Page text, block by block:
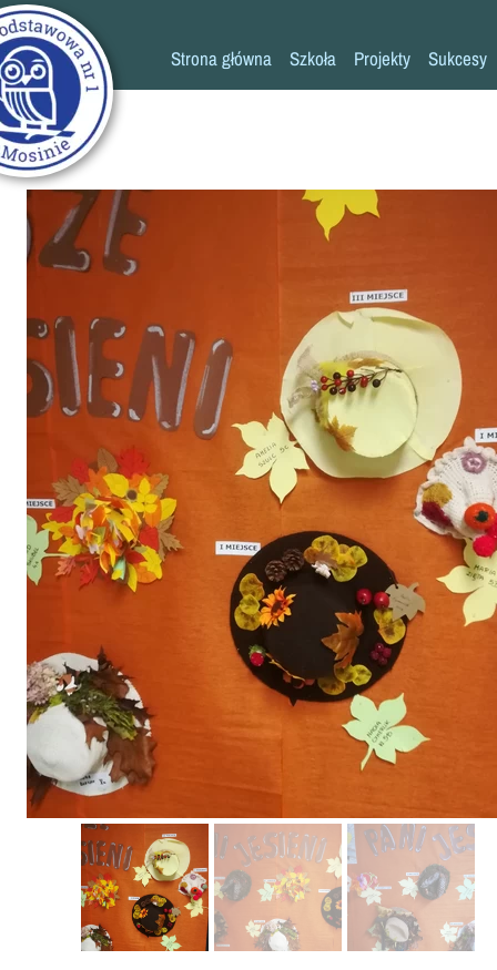
Strona główna Szkoła
Historia szkoły
Pedagog
Rada rodziców
Biblioteka
Stołówka
Świetlica
Kronika
Projekty
Erasmus+ Przez
Erasmus+ Mózgi w
Sukcesy